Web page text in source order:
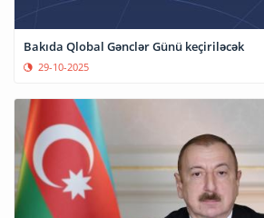
Bakıda Qlobal Gənclər Günü keçiriləcək
29-10-2025